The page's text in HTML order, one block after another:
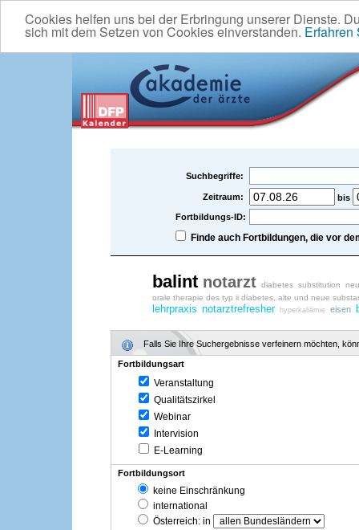
Cookies helfen uns bei der Erbringung unserer Dienste.
sich mit dem Setzen von Cookies einverstanden. Erfahren
Suchbegriffe:
Zeitraum:
bis
Fortbildungs-ID:
Finde auch Fortbildungen, die vor
balint notarzt diabetes substitution
orale therapie des typ ii diabetes, alte und neue
lehrpraxis notarztrefresher hyperkaliämie eisen
Falls Sie Ihre Suchergebnisse verfeinern möchten,
Fortbildungsart
Veranstaltung
Qualitätszirkel
Webinar
Intervision
E-Learning
Fortbildungsort
keine Einschränkung
international
Österreich: in